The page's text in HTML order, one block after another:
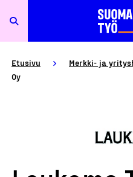
Etusivu Merkki- ja
Oy